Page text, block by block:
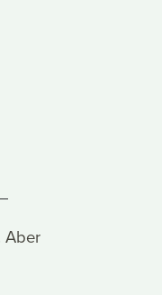
Aber